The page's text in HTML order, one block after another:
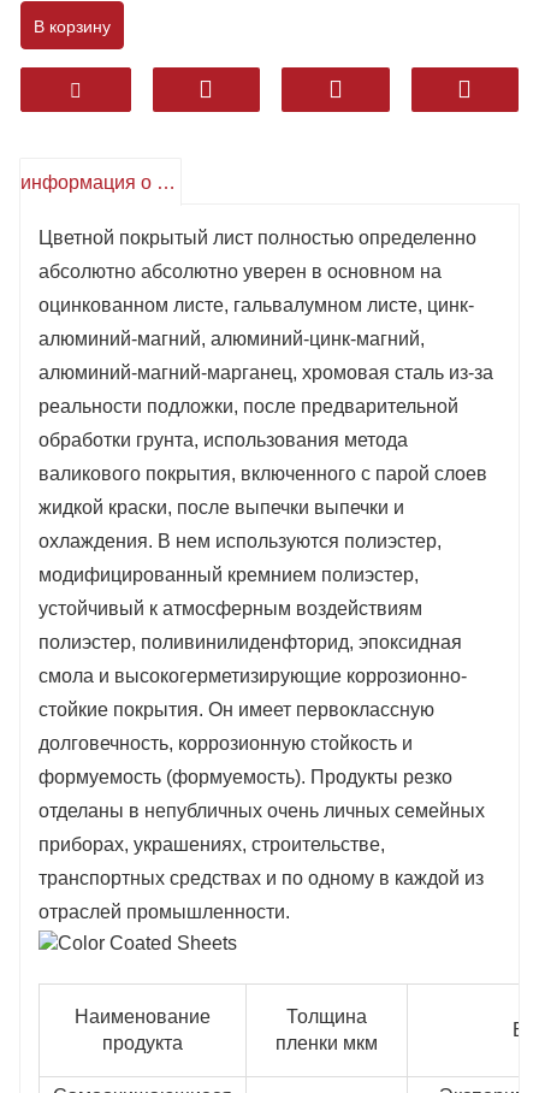
использованием метода валикового
слоями жидкой краски, после выпечки
используются полиэстер,
модифицированный кремнием
полиэстер, устойчивый к атмосферным
воздействиям полиэстер,
поливинилиденфторид, эпоксидная
смола и высокогерметизирующие
коррозионно-стойкие покрытия.
Он имеет отличную долговечность,
коррозионную стойкость и формуемость
(формуемость).
Продукция широко используется в
бытовой технике, декорировании,
строительстве, автомобилестроении и
других отраслях промышленности.
В корзину
информация о продукте
Цветной покрытый лист полностью определенно
абсолютно абсолютно уверен в основном на
оцинкованном листе, гальвалумном листе, цинк-
алюминий-магний, алюминий-цинк-магний,
алюминий-магний-марганец, хромовая сталь из-за
реальности подложки, после предварительной
обработки грунта, использования метода
валикового покрытия, включенного с парой слоев
жидкой краски, после выпечки выпечки и
охлаждения. В нем используются полиэстер,
модифицированный кремнием полиэстер,
устойчивый к атмосферным воздействиям
полиэстер, поливинилиденфторид, эпоксидная
смола и высокогерметизирующие коррозионно-
стойкие покрытия. Он имеет первоклассную
долговечность, коррозионную стойкость и
формуемость (формуемость). Продукты резко
отделаны в непубличных очень личных семейных
приборах, украшениях, строительстве,
транспортных средствах и по одному в каждой из
отраслей промышленности.
Наименование
продукта
Толщина
пленки мкм